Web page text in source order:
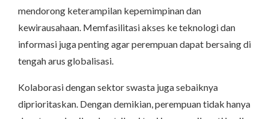
mendorong keterampilan kepemimpinan dan
kewirausahaan. Memfasilitasi akses ke teknologi dan
informasi juga penting agar perempuan dapat bersaing di
tengah arus globalisasi.
Kolaborasi dengan sektor swasta juga sebaiknya
diprioritaskan. Dengan demikian, perempuan tidak hanya